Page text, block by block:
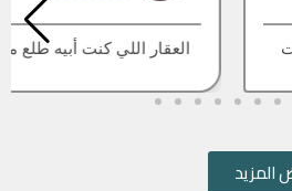
مباع، أتمنى التحديث يكون أسرع
المزيد